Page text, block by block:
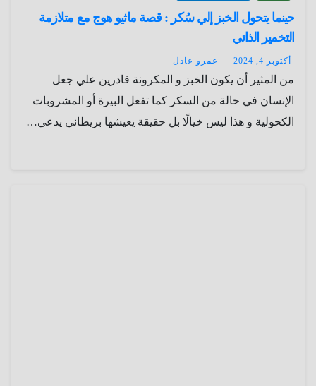
حينما يتحول الخبز إلي سُكر : قصة ماثيو هوج مع متلازمة
التخمير الذاتي
أكتوبر 4, 2024 عمرو عادل
من المثير أن يكون الخبز و المكرونة قادرين علي جعل
الإنسان في حالة من السكر كما تفعل البيرة أو المشروبات
الكحولية و هذا ليس خيالًا بل حقيقة يعيشها بريطاني يدعي…